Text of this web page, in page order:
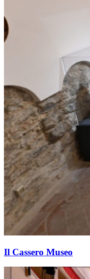
Il Cassero Museo